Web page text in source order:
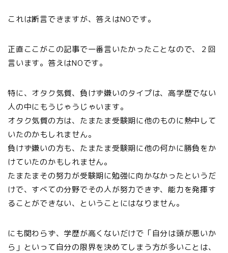
これは断言できますが、答えはNOです。
正直ここがこの記事で一番言いたかったことなので、２回
言います。答えはNOです。
特に、オタク気質、負けず嫌いのタイプは、高学歴でない
人の中にもうじゃうじゃいます。
オタク気質の方は、たまたま受験期に他のものに熱中して
いたのかもしれません。
負けず嫌いの方も、たまたま受験期に他の何かに勝負をか
けていたのかもしれません。
たまたまその努力が受験期に勉強に向かなかったというだ
けで、すべての分野でその人が努力できず、能力を発揮す
ることができない、ということにはなりません。
にも関わらず、学歴が高くないだけで「自分は頭が悪いか
ら」といって自分の限界を決めてしまう方が多いことは、